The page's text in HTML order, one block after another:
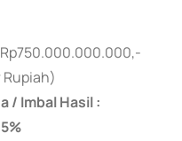
/ Imbal Hasil :